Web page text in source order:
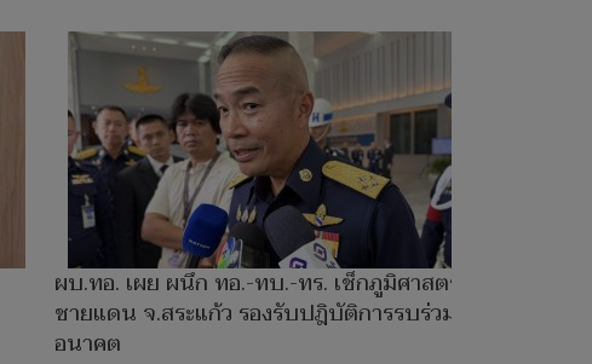
ผบ.ทอ. เผย ผนึก ทอ.-ทบ.-ทร. เช็กภูมิศาสตร์
ชายแดน จ.สระแก้ว รองรับปฎิบัติการรบร่วมใน
อนาคต